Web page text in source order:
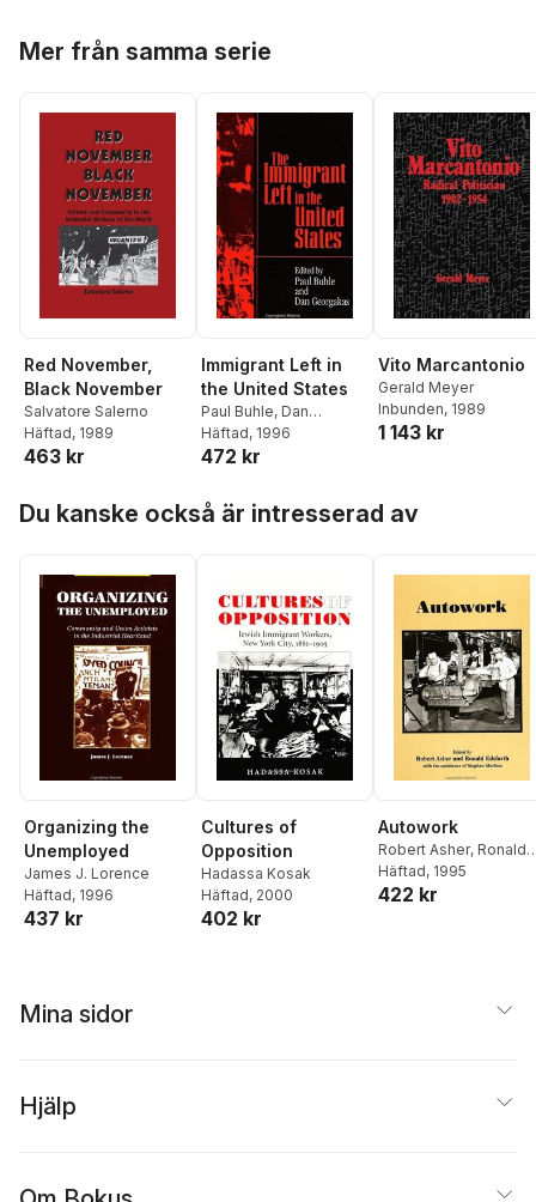
Mer från samma serie
Red November,
Black November
Salvatore Salerno
Häftad, 1989
463 kr
Immigrant Left in
the United States
Paul Buhle, Dan
Georgakas
Häftad, 1996
472 kr
Vito Marcantonio
Gerald Meyer
Inbunden, 1989
1 143 kr
Du kanske också är intresserad av
Organizing the
Unemployed
James J. Lorence
Häftad, 1996
437 kr
Cultures of
Opposition
Hadassa Kosak
Häftad, 2000
402 kr
Autowork
Robert Asher, Ronald
Edsforth
Häftad, 1995
422 kr
Mina sidor
Hjälp